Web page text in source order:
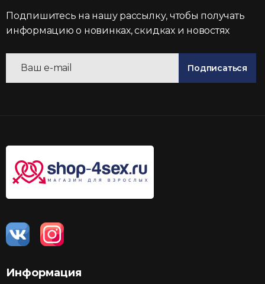
Подпишитесь на нашу рассылку, чтобы получать
информацию о новинках, скидках и новостях
Подписаться
Информация